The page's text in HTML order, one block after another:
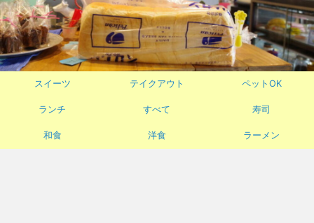
スイーツ テイクアウト ペットOK
ランチ すべて 寿司
和食 洋食 ラーメン